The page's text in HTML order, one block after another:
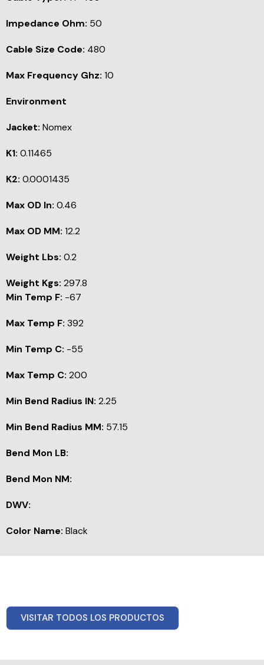
Impedance Ohm: 50
Cable Size Code: 480
Max Frequency Ghz: 10
Environment
Jacket: Nomex
K1: 0.11465
K2: 0.0001435
Max OD In: 0.46
Max OD MM: 12.2
Weight Lbs: 0.2
Weight Kgs: 297.8
Min Temp F: -67
Max Temp F: 392
Min Temp C: -55
Max Temp C: 200
Min Bend Radius IN: 2.25
Min Bend Radius MM: 57.15
Bend Mon LB:
Bend Mon NM:
DWV:
Color Name: Black
VISITAR TODOS LOS PRODUCTOS